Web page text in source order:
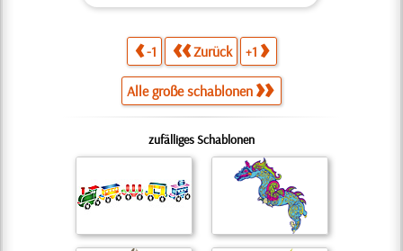
-1 Zurück +1
Alle große schablonen
zufälliges Schablonen